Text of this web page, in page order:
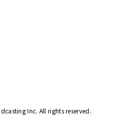
Inc. All rights reserved.